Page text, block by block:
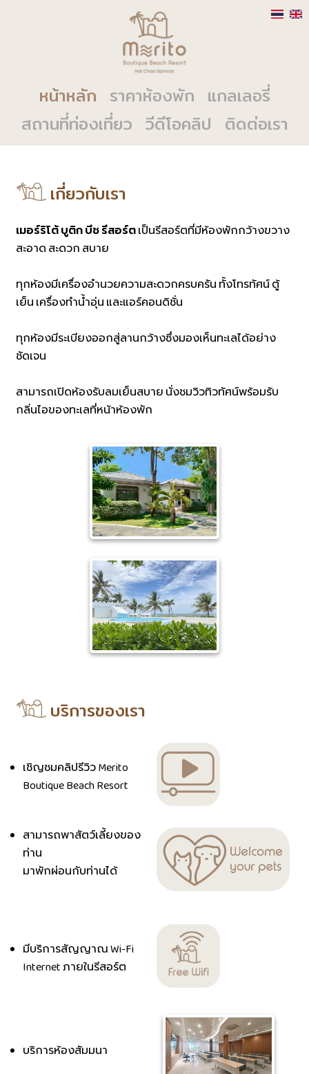
หน้าหลัก ราคาห้องพัก แกลเลอรี่
สถานที่ท่องเที่ยว วีดีโอคลิป ติดต่อเรา
เกี่ยวกับเรา
เมอร์ริโต้ บูติก บีช รีสอร์ตเป็นรีสอร์ตที่มีห้องพักกว้างขวาง
สะอาด สะดวก สบาย
ทุกห้องมีเครื่องอำนวยความสะดวกครบครัน ทั้งโทรทัศน์ ตู้
เย็น เครื่องทำน้ำอุ่น และแอร์คอนดิชั่น
ทุกห้องมีระเบียงออกสู่ลานกว้างซึ่งมองเห็นทะเลได้อย่าง
ชัดเจน
สามารถเปิดห้องรับลมเย็นสบาย นั่งชมวิวทิวทัศน์พร้อมรับ
กลิ่นไอของทะเลที่หน้าห้องพัก
บริการของเรา
เชิญชมคลิปรีวิว Merito
Boutique Beach Resort
สามารถพาสัตว์เลี้ยงของ
ท่าน
มาพักผ่อนกับท่านได้
มีบริการสัญญาณ Wi-Fi
Internet ภายในรีสอร์ต
บริการห้องสัมมนา